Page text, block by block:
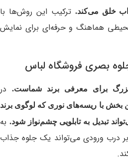
خلق می‌کند. ترکیب این روش‌ها با
هماهنگ و حرفه‌ای برای نمایش
بصری فروشگاه لباس
برای معرفی برند شماست.
در
بخش با ریسه‌‌های نوری که لوگوی برند
تبدیل به تابلویی چشم‌نواز شود. به
بر درب ورودی می‌تواند یک جلوه جذاب